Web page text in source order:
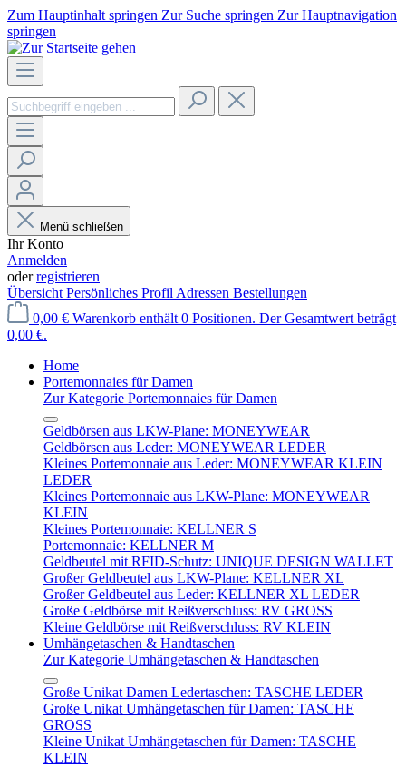
Zum Hauptinhalt springen Zur Suche springen Zur Hauptnavigation
springen
Menü schließen
Ihr Konto
Anmelden
oderregistrieren
Übersicht Persönliches Profil Adressen Bestellungen
0,00 € Warenkorb enthält 0 Positionen. Der Gesamtwert beträgt
0,00 €.
Home
Portemonnaies für Damen
Zur Kategorie Portemonnaies für Damen
Geldbörsen aus LKW-Plane: MONEYWEAR
Geldbörsen aus Leder: MONEYWEAR LEDER
Kleines Portemonnaie aus Leder: MONEYWEAR KLEIN
LEDER
Kleines Portemonnaie aus LKW-Plane: MONEYWEAR
KLEIN
Kleines Portemonnaie: KELLNER S
Portemonnaie: KELLNER M
Geldbeutel mit RFID-Schutz: UNIQUE DESIGN WALLET
Großer Geldbeutel aus LKW-Plane: KELLNER XL
Großer Geldbeutel aus Leder: KELLNER XL LEDER
Große Geldbörse mit Reißverschluss: RV GROSS
Kleine Geldbörse mit Reißverschluss: RV KLEIN
Umhängetaschen & Handtaschen
Zur Kategorie Umhängetaschen & Handtaschen
Große Unikat Damen Ledertaschen: TASCHE LEDER
Große Unikat Umhängetaschen für Damen: TASCHE
GROSS
Kleine Unikat Umhängetaschen für Damen: TASCHE
KLEIN